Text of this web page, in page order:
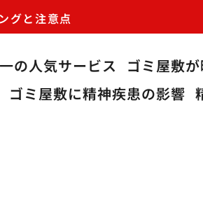
グと注意点
の人気サービス ゴミ屋敷
ゴミ屋敷に精神疾患の影響